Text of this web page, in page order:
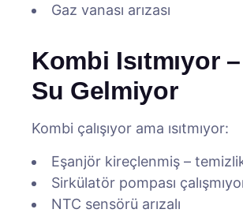
Gaz vanası arızası
Kombi Isıtmıyor
Su Gelmiyor
Kombi çalışıyor ama ısıtmıyor:
Eşanjör kireçlenmiş –
Sirkülatör pompası
NTC sensörü arızalı